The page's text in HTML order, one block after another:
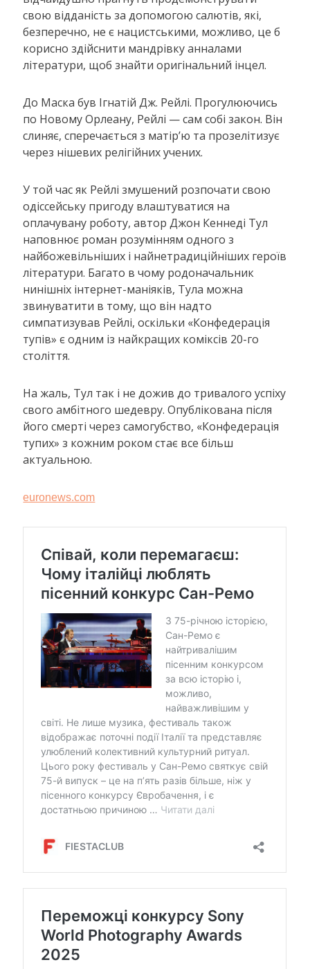
свою відданість за допомогою салютів, які,
безперечно, не є нацистськими, можливо, це б
корисно здійснити мандрівку анналами
літератури, щоб знайти оригінальний інцел.
До Маска був Ігнатій Дж. Рейлі. Прогулюючись
по Новому Орлеану, Рейлі — сам собі закон. Він
слиняє, сперечається з матір’ю та прозелітизує
через нішевих релігійних учених.
У той час як Рейлі змушений розпочати свою
одіссейську пригоду влаштуватися на
оплачувану роботу, автор Джон Кеннеді Тул
наповнює роман розумінням одного з
найбожевільніших і найнетрадиційніших героїв
літератури. Багато в чому родоначальник
нинішніх інтернет-маніяків, Тула можна
звинуватити в тому, що він надто
симпатизував Рейлі, оскільки «Конфедерація
тупів» є одним із найкращих коміксів 20-го
століття.
На жаль, Тул так і не дожив до тривалого успіху
свого амбітного шедевру. Опублікована після
його смерті через самогубство, «Конфедерація
тупих» з кожним роком стає все більш
актуальною.
euronews.com